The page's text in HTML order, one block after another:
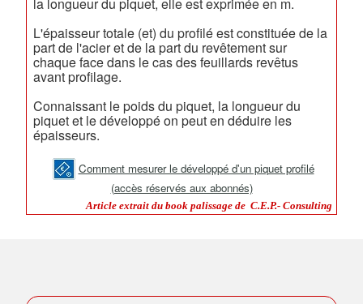
la longueur du piquet, elle est exprimée en m.
L'épaisseur totale (et) du profilé est constituée de la
part de l'acier et de la part du revêtement sur
chaque face dans le cas des feuillards revêtus
avant profilage.
Connaissant le poids du piquet, la longueur du
piquet et le développé on peut en déduire les
épaisseurs.
Comment mesurer le développé d'un piquet profilé
(accès réservés aux abonnés)
Article extrait du book palissage de C.E.P.- Consulting